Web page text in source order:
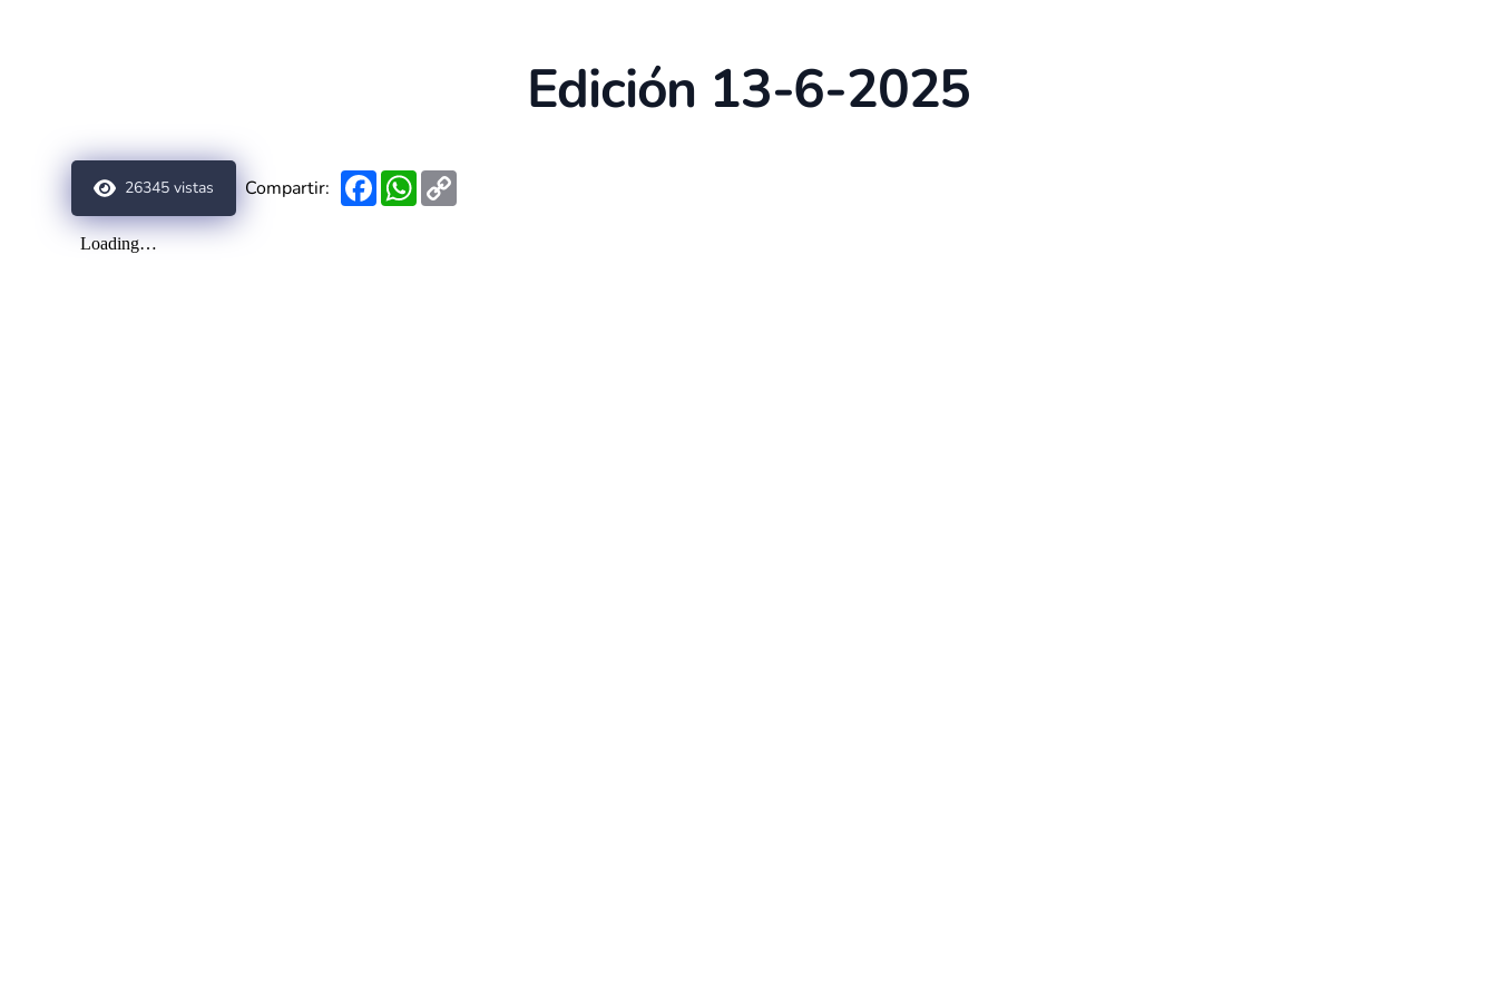
Edición 13-6-2025
26345 vistas Compartir: FacebookWhatsApp